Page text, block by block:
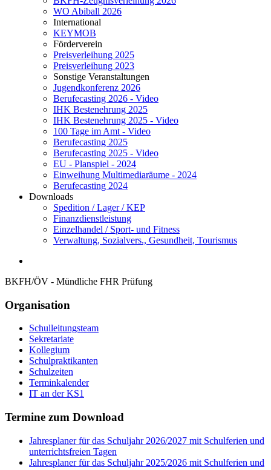
WO Abiball 2026
International
KEYMOB
Förderverein
Preisverleihung 2025
Preisverleihung 2023
Sonstige Veranstaltungen
Jugendkonferenz 2026
Berufecasting 2026 - Video
IHK Bestenehrung 2025
IHK Bestenehrung 2025 - Video
100 Tage im Amt - Video
Berufecasting 2025
Berufecasting 2025 - Video
EU - Planspiel - 2024
Einweihung Multimediaräume - 2024
Berufecasting 2024
Downloads
Spedition / Lager / KEP
Finanzdienstleistung
Einzelhandel / Sport- und Fitness
Verwaltung, Sozialvers., Gesundheit, Tourismus
BKFH/ÖV - Mündliche FHR Prüfung
Organisation
Schulleitungsteam
Sekretariate
Kollegium
Schulpraktikanten
Schulzeiten
Terminkalender
IT an der KS1
Termine zum Download
Jahresplaner für das Schuljahr 2026/2027 mit Schulferien und
unterrichtsfreien Tagen
Jahresplaner für das Schuljahr 2025/2026 mit Schulferien und